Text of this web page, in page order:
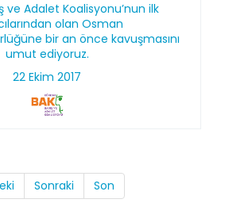
ve Adalet Koalisyonu’nun ilk
olan Osman
bir an önce kavuşmasını
umut ediyoruz.
22 Ekim 2017
Sonraki Son